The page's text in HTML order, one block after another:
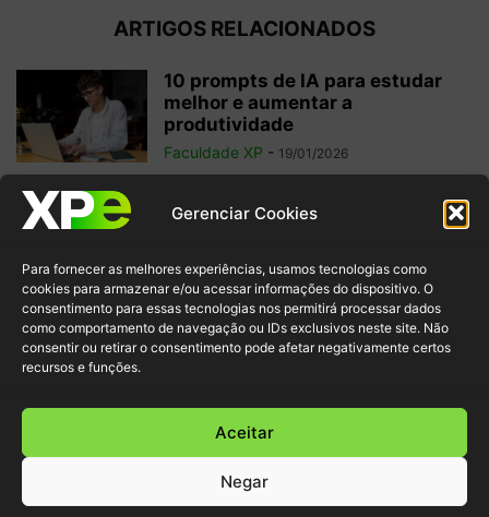
Gerenciar Cookies
Para fornecer as melhores experiências, usamos tecnologias como
cookies para armazenar e/ou acessar informações do dispositivo. O
consentimento para essas tecnologias nos permitirá processar dados
como comportamento de navegação ou IDs exclusivos neste site. Não
consentir ou retirar o consentimento pode afetar negativamente certos
recursos e funções.
Aceitar
Negar
ARTIGOS RELACIONADOS
10 prompts de IA para estudar
melhor e aumentar a
produtividade
Faculdade XP - 19/01/2026
Agentes de IA: o futuro da
inteligência artificial autônoma
ChatGPT Plus: o que é, como
funciona e vale a pena...